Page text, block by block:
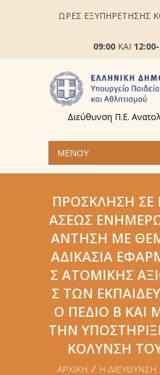
ΩΡΕΣ ΕΞΥΠΗΡΕΤΗΣΗΣ
09:00 ΚΑΙ
Διεύθυνση Π.Ε.
ΜΕΝΟΎ
ΠΡΌΣΚΛΗΣΗ ΣΕ
ΆΣΕΩΣ
ΆΝΤΗΣΗ ΜΕ
ΑΔΙΚΑΣΊΑ
Σ ΑΤΟΜΙΚΉΣ
Σ ΤΩΝ
Ο ΠΕΔΊΟ Β ΚΑΙ
ΤΗΝ
ΚΌΛΥΝΣΗ
ΑΡΧΙΚΉ Η ΔΙΕΎΘΥΝΣΗ